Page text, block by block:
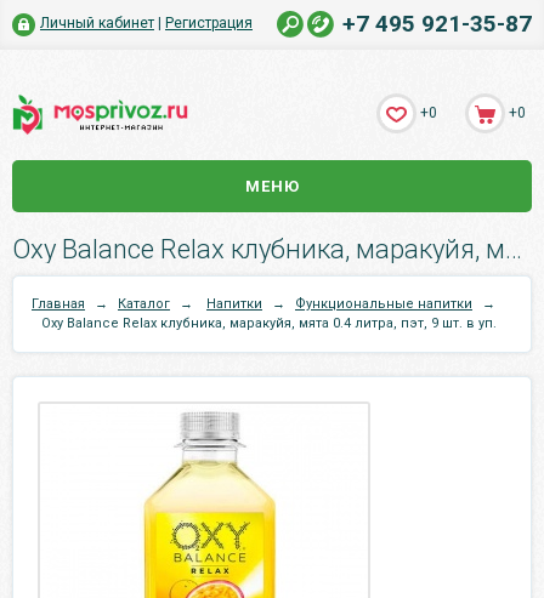
Личный кабинет Регистрация +7 495 921-35-87
+0 +0
МЕНЮ
Oxy Balance Relax клубника, маракуйя, мята 0.4 литра, пэт, 9 шт. в уп..
Главная → Каталог → Напитки → Функциональные напитки
→
Oxy Balance Relax клубника, маракуйя, мята 0.4 литра, пэт, 9 шт. в уп.